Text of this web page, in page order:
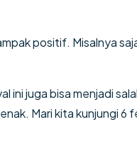
positif. Misalnya
juga bisa menjadi
Mari kita kunjungi 6